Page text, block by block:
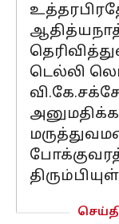
டெல்லி